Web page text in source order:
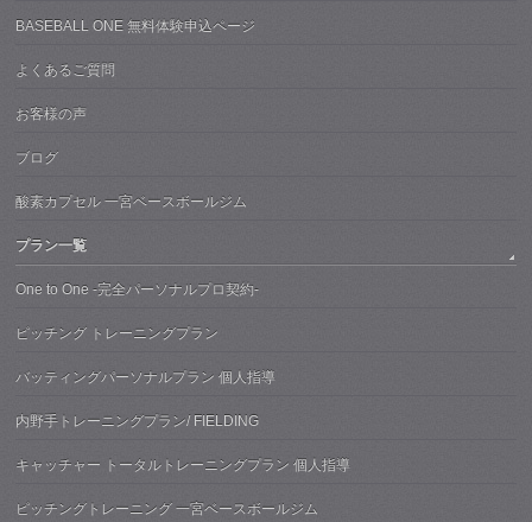
BASEBALL ONE 無料体験申込ページ
よくあるご質問
お客様の声
ブログ
酸素カプセル 一宮ベースボールジム
プラン一覧
One to One -完全パーソナルプロ契約-
ピッチング トレーニングプラン
バッティングパーソナルプラン 個人指導
内野手トレーニングプラン/ FIELDING
キャッチャー トータルトレーニングプラン 個人指導
ピッチングトレーニング 一宮ベースボールジム